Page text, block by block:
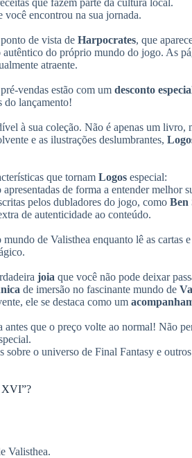
que fazem parte da cultura local.
você encontrou na sua jornada.
de vista de Harpocrates, que
do próprio mundo do jogo. As
atraente.
vendas estão com um desconto
do lançamento!
à sua coleção. Não é apenas um livro,
e as ilustrações deslumbrantes,
que tornam Logos especial:
de forma a entender melhor
pelos dubladores do jogo, como Ben
de autenticidade ao conteúdo.
de Valisthea enquanto lê as cartas
joia que você não pode deixar
de imersão no fascinante mundo de
ele se destaca como um
antes que o preço volte ao normal! Não
sobre o universo de Final Fantasy e
XVI”?
Valisthea.